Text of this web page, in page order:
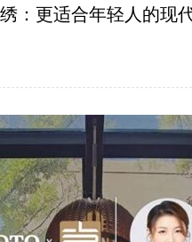
：更适合年轻人的现